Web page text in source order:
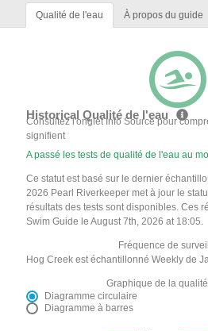
Qualité de l'eau À propos du guide
Historical Qualité de l'eau
Consultez l'onglet Info Source pour
signifient
A passé les tests de qualité de l'eau au
Ce statut est basé sur le dernier
2026 Pearl Riverkeeper met à jour le
résultats des tests sont disponibles. Ces
Swim Guide le August 7th, 2026 at 18:05.
Fréquence de
Hog Creek est échantillonné Weekly de
Graphique de la
Diagramme circulaire
Diagramme à barres